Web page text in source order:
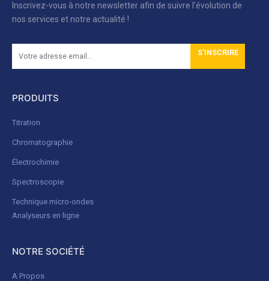
Inscrivez-vous à notre newsletter afin de suivre l'évolution de
nos services et notre actualité !
S'INSCRIRE
PRODUITS
Titration
Chromatographie
Électrochimie
Spectroscopie
Technique micro-ondes
Analyseurs en ligne
NOTRE SOCIÉTÉ
A Propos